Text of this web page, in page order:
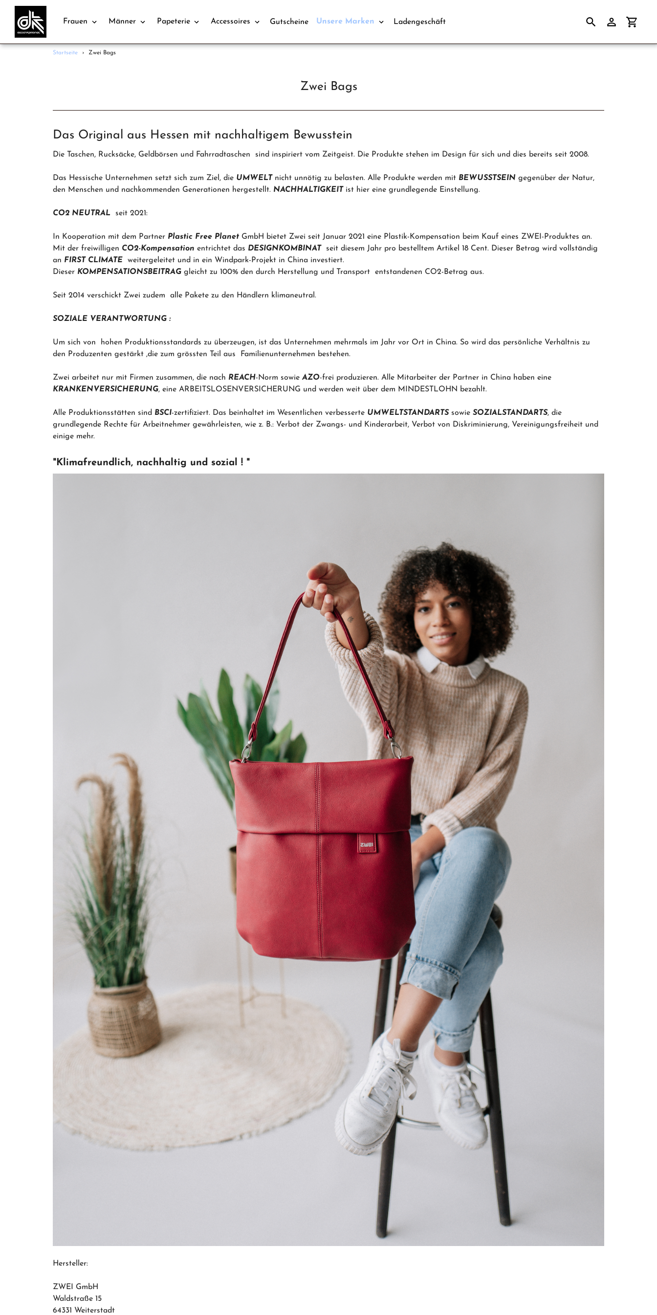
Direkt
Frauen Männer Papeterie Accessoires Gutscheine Unsere Marken Ladengeschäft
SuchenEinloggen
Startseite › Zwei Bags
Zwei Bags
Das Original aus Hessen mit nachhaltigem Bewusstein
Die Taschen, Rucksäcke, Geldbörsen und Fahrradtaschen sind inspiriert vom Zeitgeist. Die Produkte stehen im Design für sich und dies bereits seit 2008.
Das Hessische Unternehmen setzt sich zum Ziel, die UMWELTnicht unnötig zu belasten. Alle Produkte werden mit BEWUSSTSEIN gegenüber der Natur,
den Menschen und nachkommenden Generationen hergestellt. NACHHALTIGKEITist hier eine grundlegende Einstellung.
CO2 NEUTRAL seit 2021:
In Kooperation mit dem Partner Plastic Free Planet GmbH bietet Zwei seit Januar 2021 eine Plastik-Kompensation beim Kauf eines ZWEI-Produktes an.
Mit der freiwilligen CO2-Kompensation entrichtet das DESIGNKOMBINATseit diesem Jahr pro bestelltem Artikel 18 Cent. Dieser Betrag wird vollständig
an FIRST CLIMATE
weitergeleitet und in ein Windpark-Projekt in China investiert.
Dieser KOMPENSATIONSBEITRAG gleicht zu 100% den durch Herstellung und Transport entstandenen CO2-Betrag aus.
Seit 2014 verschickt Zwei zudem alle Pakete zu den Händlern klimaneutral.
SOZIALE VERANTWORTUNG :
Um sich von hohen Produktionsstandards zu überzeugen, ist das Unternehmen mehrmals im Jahr vor Ort in China. So wird das persönliche Verhältnis zu
den Produzenten gestärkt ,die zum grössten Teil aus Familienunternehmen bestehen.
Zwei arbeitet nur mit Firmen zusammen, die nach REACH-Norm sowie AZO-frei produzieren. Alle Mitarbeiter der Partner in China haben eine
KRANKENVERSICHERUNG, eine ARBEITSLOSENVERSICHERUNG und werden weit über dem MINDESTLOHN bezahlt.
Alle Produktionsstätten sind BSCI-zertifiziert. Das beinhaltet im Wesentlichen verbesserte UMWELTSTANDARTS sowie SOZIALSTANDARTS, die
grundlegende Rechte für Arbeitnehmer gewährleisten, wie z. B.: Verbot der Zwangs- und Kinderarbeit, Verbot von Diskriminierung, Vereinigungsfreiheit und
einige mehr.
"Klimafreundlich, nachhaltig und sozial ! "
Hersteller:
ZWEI GmbH
Waldstraße 15
64331 Weiterstadt